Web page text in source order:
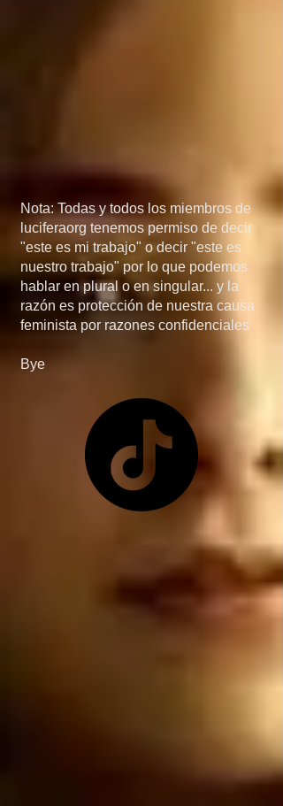
detienen el flujo de
desaparecería más
rápido de lo que
creen... en quinta, si
invaden Mexico, no
será por el
narcotráfico, el
narcotráfico es solo un
pretexto que les
conviene ya que
Zelensky no les quiso
dar las tierras raras
ucranianas, y como ya
no tienen las tierras
Nota: Todas y todos los miembros de
luciferaorg tenemos permiso de decir
"este es mi trabajo" o decir "este es
nuestro trabajo" por lo que podemos
hablar en plural o en singular... y la
razón es protección de nuestra causa
feminista por razones confidenciales
Bye